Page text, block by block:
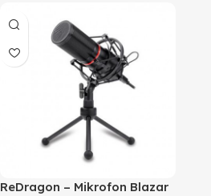
ReDragon – Mikrofon Blazar